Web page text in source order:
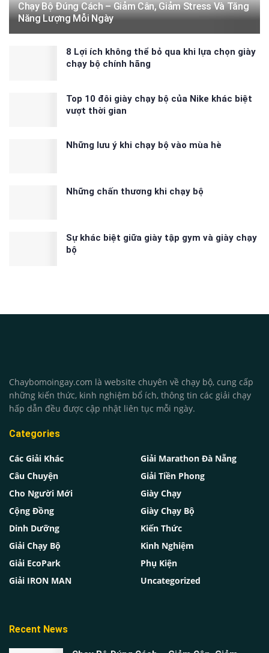
Chạy Bộ Đúng Cách – Giảm Cân, Giảm Stress Và Tăng
Năng Lượng Mỗi Ngày
8 Lợi ích không thể bỏ qua khi lựa chọn giày
chạy bộ chính hãng
Top 10 đôi giày chạy bộ của Nike khác biệt
vượt thời gian
Những lưu ý khi chạy bộ vào mùa hè
Những chấn thương khi chạy bộ
Sự khác biệt giữa giày tập gym và giày chạy
bộ
Chaybomoingay.com là website chuyên về chạy bộ, cung cấp
những kiến thức, kinh nghiệm bổ ích, thông tin các giải chạy
hấp dẫn đều được cập nhật liên tục mỗi ngày.
Categories
Các Giải Khác
Câu Chuyện
Cho Người Mới
Cộng Đồng
Dinh Dưỡng
Giải Chạy Bộ
Giải EcoPark
Giải IRON MAN
Giải Marathon Đà Nẵng
Giải Tiền Phong
Giày Chạy
Giày Chạy Bộ
Kiến Thức
Kinh Nghiệm
Phụ Kiện
Uncategorized
Recent News